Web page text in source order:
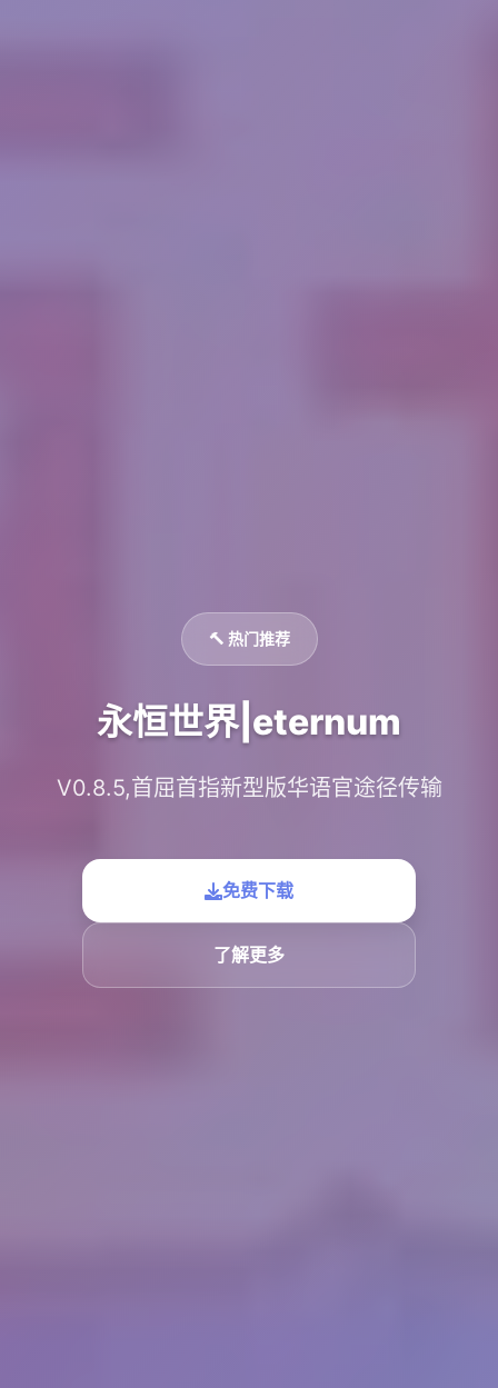
🔨 热门推荐
永恒世界|eternum
V0.8.5,首屈首指新型版华语官途径传输
免费下载
了解更多